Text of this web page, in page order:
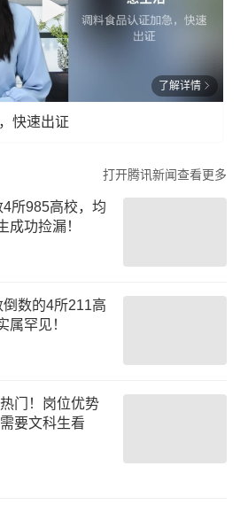
了解详情
快速出证
打开腾讯新闻查看更多
所985高校，均
成功捡漏！
数的4所211高
属罕见！
门！岗位优势
要文科生看